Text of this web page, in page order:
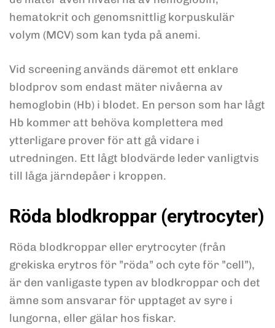
hematokrit och genomsnittlig korpuskulär
volym (MCV) som kan tyda på anemi.
Vid screening används däremot ett enklare
blodprov som endast mäter nivåerna av
hemoglobin (Hb) i blodet. En person som har lågt
Hb kommer att behöva komplettera med
ytterligare prover för att gå vidare i
utredningen. Ett lågt blodvärde leder vanligtvis
till låga järndepåer i kroppen.
Röda blodkroppar (erytrocyter)
Röda blodkroppar eller erytrocyter (från
grekiska erytros för ”röda” och cyte för ”cell”),
är den vanligaste typen av blodkroppar och det
ämne som ansvarar för upptaget av syre i
lungorna, eller gälar hos fiskar.